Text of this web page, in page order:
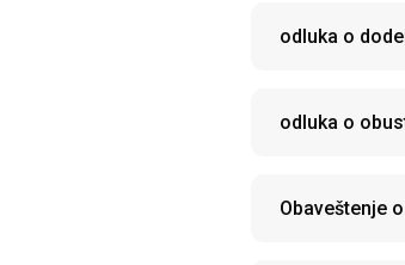
odluka o
odluka o
Obaveštenje